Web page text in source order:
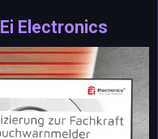
Ei Electronics